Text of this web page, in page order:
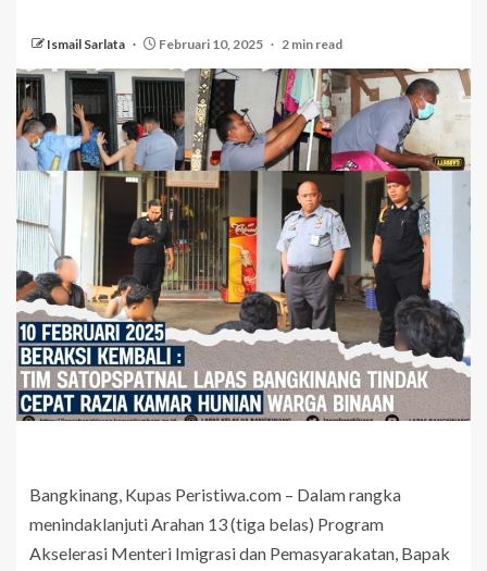
Ismail Sarlata Februari 10, 2025 2 min read
Bangkinang, Kupas Peristiwa.com – Dalam rangka
menindaklanjuti Arahan 13 (tiga belas) Program
Akselerasi Menteri Imigrasi dan Pemasyarakatan, Bapak